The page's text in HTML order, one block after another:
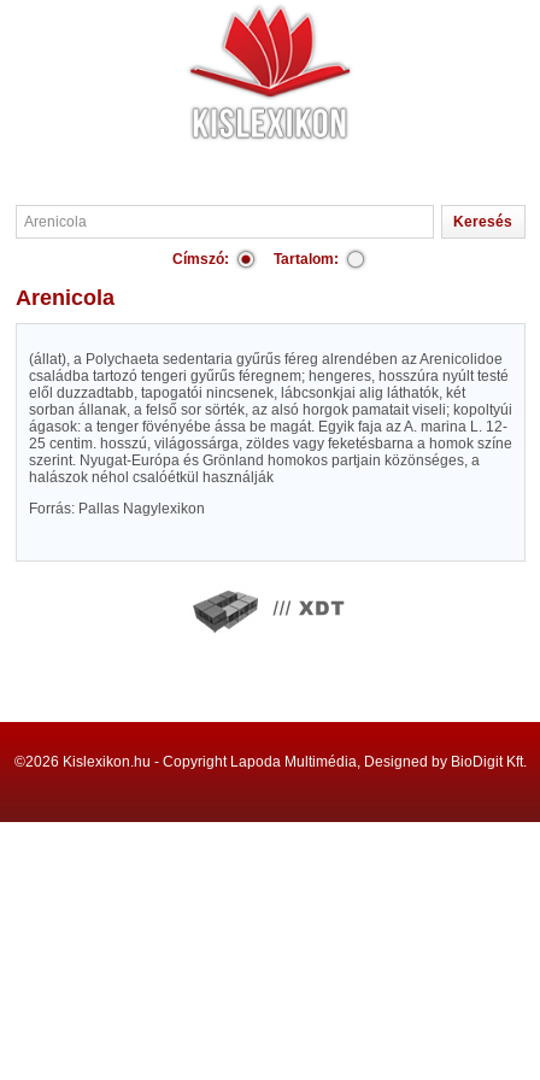
Címszó: Tartalom:
Arenicola
(állat), a Polychaeta sedentaria gyűrűs féreg alrendében az Arenicolidoe
családba tartozó tengeri gyűrűs féregnem; hengeres, hosszúra nyúlt testé
elől duzzadtabb, tapogatói nincsenek, lábcsonkjai alig láthatók, két
sorban állanak, a felső sor sörték, az alsó horgok pamatait viseli; kopoltyúi
ágasok: a tenger fövényébe ássa be magát. Egyik faja az A. marina L. 12-
25 centim. hosszú, világossárga, zöldes vagy feketésbarna a homok színe
szerint. Nyugat-Európa és Grönland homokos partjain közönséges, a
halászok néhol csalóétkül használják
Forrás: Pallas Nagylexikon
©2026 Kislexikon.hu - Copyright Lapoda Multimédia, Designed by BioDigit Kft.